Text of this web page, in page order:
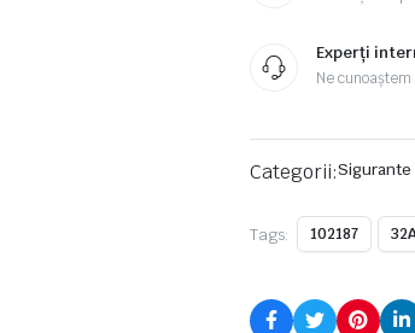
Experți
Ne
Categorii:Sigurante
Tags: 102187